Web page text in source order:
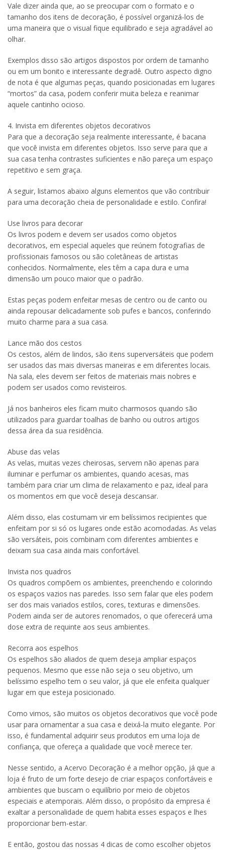
Vale dizer ainda que, ao se preocupar com o formato e o
tamanho dos itens de decoração, é possível organizá-los de
uma maneira que o visual fique equilibrado e seja agradável ao
olhar.
Exemplos disso são artigos dispostos por ordem de tamanho
ou em um bonito e interessante degradê. Outro aspecto digno
de nota é que algumas peças, quando posicionadas em lugares
“mortos” da casa, podem conferir muita beleza e reanimar
aquele cantinho ocioso.
4. Invista em diferentes objetos decorativos
Para que a decoração seja realmente interessante, é bacana
que você invista em diferentes objetos. Isso serve para que a
sua casa tenha contrastes suficientes e não pareça um espaço
repetitivo e sem graça.
A seguir, listamos abaixo alguns elementos que vão contribuir
para uma decoração cheia de personalidade e estilo. Confira!
Use livros para decorar
Os livros podem e devem ser usados como objetos
decorativos, em especial aqueles que reúnem fotografias de
profissionais famosos ou são coletâneas de artistas
conhecidos. Normalmente, eles têm a capa dura e uma
dimensão um pouco maior que o padrão.
Estas peças podem enfeitar mesas de centro ou de canto ou
ainda repousar delicadamente sob pufes e bancos, conferindo
muito charme para a sua casa.
Lance mão dos cestos
Os cestos, além de lindos, são itens superversáteis que podem
ser usados das mais diversas maneiras e em diferentes locais.
Na sala, eles devem ser feitos de materiais mais nobres e
podem ser usados como revisteiros.
Já nos banheiros eles ficam muito charmosos quando são
utilizados para guardar toalhas de banho ou outros artigos
dessa área da sua residência.
Abuse das velas
As velas, muitas vezes cheirosas, servem não apenas para
iluminar e perfumar os ambientes, quando acesas, mas
também para criar um clima de relaxamento e paz, ideal para
os momentos em que você deseja descansar.
Além disso, elas costumam vir em belíssimos recipientes que
enfeitam por si só os lugares onde estão acomodadas. As velas
são versáteis, pois combinam com diferentes ambientes e
deixam sua casa ainda mais confortável.
Invista nos quadros
Os quadros compõem os ambientes, preenchendo e colorindo
os espaços vazios nas paredes. Isso sem falar que eles podem
ser dos mais variados estilos, cores, texturas e dimensões.
Podem ainda ser de autores renomados, o que oferecerá uma
dose extra de requinte aos seus ambientes.
Recorra aos espelhos
Os espelhos são aliados de quem deseja ampliar espaços
pequenos. Mesmo que esse não seja o seu objetivo, um
belíssimo espelho tem o seu valor, já que ele enfeita qualquer
lugar em que esteja posicionado.
Como vimos, são muitos os objetos decorativos que você pode
usar para ornamentar a sua casa e deixá-la muito elegante. Por
isso, é fundamental adquirir seus produtos em uma loja de
confiança, que ofereça a qualidade que você merece ter.
Nesse sentido, a Acervo Decoração é a melhor opção, já que a
loja é fruto de um forte desejo de criar espaços confortáveis e
ambientes que buscam o equilíbrio por meio de objetos
especiais e atemporais. Além disso, o propósito da empresa é
exaltar a personalidade de quem habita esses espaços e lhes
proporcionar bem-estar.
E então, gostou das nossas 4 dicas de como escolher objetos